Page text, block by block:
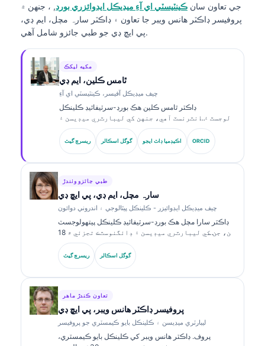
جي تعاون سان ڪينٽيسٽي اي آءِ ميڊيڪل ايڊوائزري بورڊ, ، جنهن ۾
پروفيسر ڊاڪٽر هانس ويبر جا تعاون ۽ ڊاڪٽر سارہ مچل، ايم ڊي،
پي ايڇ ڊي جو طبي جائزو شامل آهي.
مکيه ليکڪ
ٿامس ڪلين، ايم ڊي
چيف ميڊيڪل آفيسر، ڪينٽيسٽي اي آءِ
ڊاڪٽر ٿامس ڪلين هڪ بورڊ-سرٽيفائيڊ ڪلينڪل
هيماتولوجسٽ ۽ انٽرنسٽ آهي، جنهن کي ليبارٽري ميڊيسن ۽
AI-سهائتا ڪيل ڪلينڪل تجزيي ۾ 15 سالن کان وڌيڪ جو
تجربو آهي. Kantesti AI ۾ چيف ميڊيڪل آفيسر جي حيثيت ۾،
هو ملڪيت واري نيورل نيٽ ورڪ جي طبي درستگي بابت
ريسرچ گيٽ گوگل اسڪالر اڪيڊميا ڊاٽ ايجو ORCID
طبي جائزو وٺندڙ
سارہ مچل، ايم ڊي، پي ايڇ ڊي
چيف ميڊيڪل ايڊوائيزر - ڪلينڪل پيٿالوجي ۽ اندروني دوائون
ڊاڪٽر سارا مچل هڪ بورڊ-سرٽيفائيڊ ڪلينڪل پيتھولوجسٽ
آهن، جن کي ليبارٽري ميڊيسن ۽ ڊائگنوسٽڪ تجزئي ۾ 18
سالن کان وڌيڪ جو تجربو آهي. انهن وٽ ڪلينڪل ڪيمسٽري
۾ خاص سرٽيفڪيشنون آهن ۽ ڪلينڪل مشق ۾ بائيو مارڪر
پينلز ۽ ليبارٽري تجزئي بابت ڪيترائي تحقيقي ڪم شايع ڪيا
ريسرچ گيٽ گوگل اسڪالر
تعاون ڪندڙ ماهر
پروفيسر ڊاڪٽر هانس ويبر، پي ايڇ ڊي
ليبارٽري ميڊيسن ۽ ڪلينڪل بايو ڪيمسٽري جو پروفيسر
پروف. ڊاڪٽر هانس ويبر کي ڪلينڪل بايو ڪيمسٽري،